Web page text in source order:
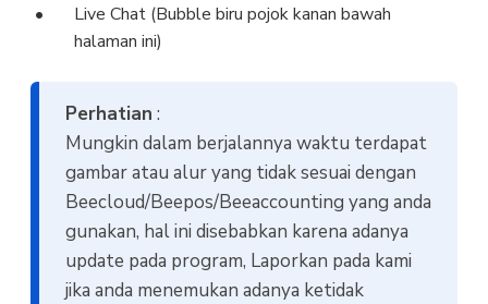
Live Chat (Bubble biru pojok kanan bawah
halaman ini)
Perhatian :
Mungkin dalam berjalannya waktu terdapat
gambar atau alur yang tidak sesuai dengan
Beecloud/Beepos/Beeaccounting yang anda
gunakan, hal ini disebabkan karena adanya
update pada program, Laporkan pada kami
jika anda menemukan adanya ketidak